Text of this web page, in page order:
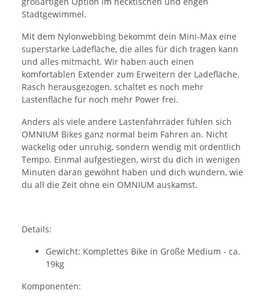
Stadtgewimmel.
Mit dem Nylonwebbing bekommt dein Mini-Max eine
superstarke Ladefläche, die alles für dich tragen kann
und alles mitmacht. Wir haben auch einen
komfortablen Extender zum Erweitern der Ladefläche.
Rasch herausgezogen, schaltet es noch mehr
Lastenfläche für noch mehr Power frei.
Anders als viele andere Lastenfahrräder fühlen sich
OMNIUM Bikes ganz normal beim Fahren an. Nicht
wackelig oder unruhig, sondern wendig mit ordentlich
Tempo. Einmal aufgestiegen, wirst du dich in wenigen
Minuten daran gewöhnt haben und dich wundern, wie
du all die Zeit ohne ein OMNIUM auskamst.
Details:
Gewicht: Komplettes Bike in Größe Medium - ca.
19kg
Komponenten: